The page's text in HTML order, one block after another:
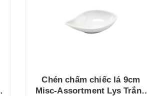
Chén chấm chiếc lá 9cm
Misc-Assortment Lys Trắng